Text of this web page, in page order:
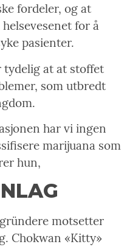
fordeler, og at
for å
pasienter.
tydelig at at stoffet
som utbredt
har vi ingen
marijuana som
hun,
motsetter
Chokwan «Kitty»